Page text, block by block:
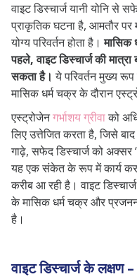
डिस्चार्ज होता है?
सफेद
सफेद
नहीं आ रहे?
क्या सफेद
क्या रोज़
ज्यादा
बदबूदार
करें?
वाइट डिस्चार्ज यानी योनि
प्राकृतिक घटना है, आमतौर पर
योग्य परिवर्तन होता है।मासिक
पहले, वाइट डिस्चार्ज की
सकता है। ये परिवर्तन मुख्य
मासिक धर्म चक्र के दौरान
एस्ट्रोजेनगर्भाशय ग्रीवाको
लिए उत्तेजित करता है, जिसे
गाढ़े, सफेद डिस्चार्ज को अक्सर
यह एक संकेत के रूप में कार्य
करीब आ रही है। वाइट
के मासिक धर्म चक्र और
है।
वाइट डिस्चार्ज के